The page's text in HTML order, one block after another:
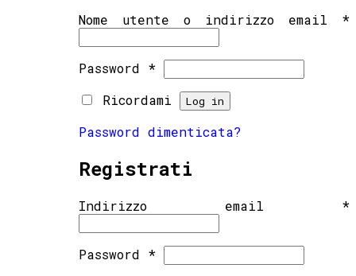
Nome utente o indirizzo email *
Password *
Ricordami
Log in
Password dimenticata?
Registrati
Indirizzo email *
Password *